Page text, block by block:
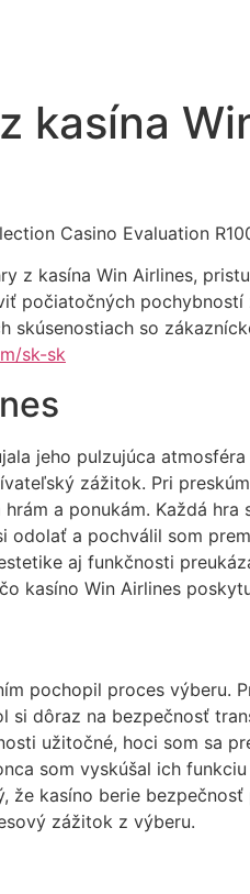
kasína
z kasína Win Airlines,
počiatočných
so
sk-sk
jeho pulzujúca
zážitok. Pri
a ponukám. Každá
a pochválil som
aj funkčnosti
kasíno Win Airlines
pochopil proces výberu.
dôraz na bezpečnosť
užitočné, hoci som sa
som vyskúšal ich
kasíno berie
zážitok z výberu.